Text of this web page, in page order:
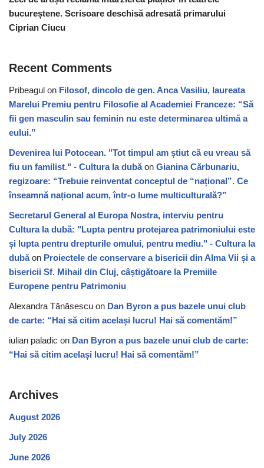
bucureștene. Scrisoare deschisă adresată primarului
Ciprian Ciucu
Recent Comments
Pribeagul on Filosof, dincolo de gen. Anca Vasiliu, laureata
Marelui Premiu pentru Filosofie al Academiei Franceze: “Să
fii gen masculin sau feminin nu este determinarea ultimă a
eului.”
Devenirea lui Potocean. "Tot timpul am știut că eu vreau să
fiu un familist." - Cultura la dubăon Gianina Cărbunariu,
regizoare: “Trebuie reinventat conceptul de “național”. Ce
înseamnă național acum, într-o lume multiculturală?”
Secretarul General al Europa Nostra, interviu pentru
Cultura la dubă: "Lupta pentru protejarea patrimoniului este
și lupta pentru drepturile omului, pentru mediu." - Cultura la
dubăon Proiectele de conservare a bisericii din Alma Vii și a
bisericii Sf. Mihail din Cluj, câștigătoare la Premiile
Europene pentru Patrimoniu
Alexandra Tănăsescu on Dan Byron a pus bazele unui club
de carte: “Hai să citim același lucru! Hai să comentăm!”
iulian paladic on Dan Byron a pus bazele unui club de carte:
“Hai să citim același lucru! Hai să comentăm!”
Archives
August 2026
July 2026
June 2026